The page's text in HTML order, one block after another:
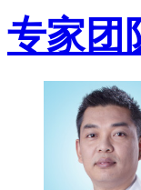
专家团